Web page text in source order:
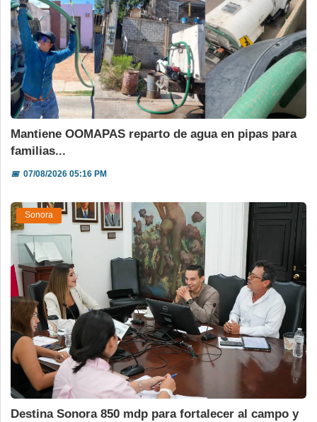
Mantiene OOMAPAS reparto de agua en pipas para
familias...
📅07/08/2026 05:16 PM
Sonora
Destina Sonora 850 mdp para fortalecer al campo y